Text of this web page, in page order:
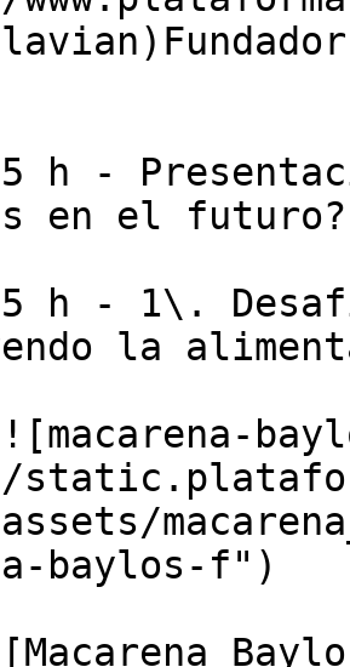
h -
en el futuro?
h - 1\.
la
baylos-f")